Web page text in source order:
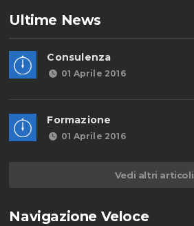
Ultime News
Consulenza
01 Aprile 2016
Formazione
01 Aprile 2016
Vedi altri articoli
Navigazione Veloce